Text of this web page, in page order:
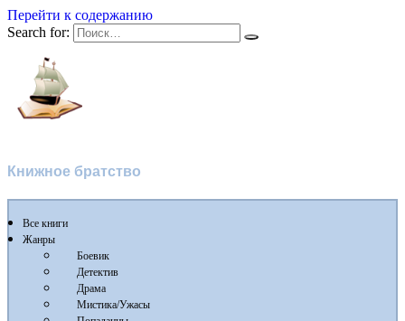
Перейти к содержанию
Search for:
Книжное братство
Все книги
Жанры
Боевик
Детектив
Драма
Мистика/Ужасы